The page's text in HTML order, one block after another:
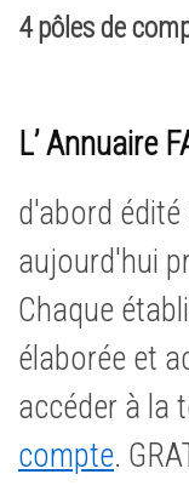
4 pôles de
L’ Annuaire
d'abord édité
aujourd'hui
Chaque
élaborée et
accéder à la
compte.